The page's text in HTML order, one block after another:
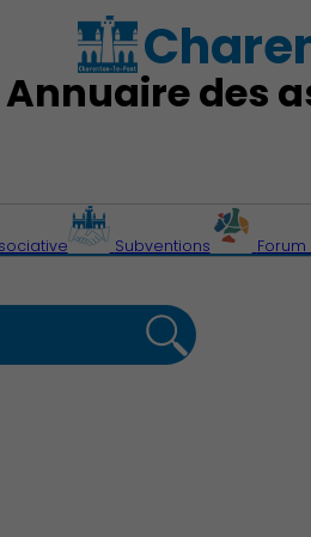
Action Sociale
Annuaire des
Subventions